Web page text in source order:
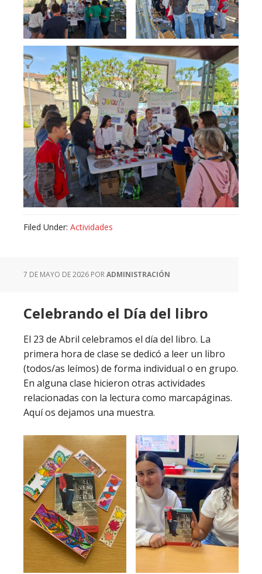
Filed Under: Actividades
7 DE MAYO DE 2026 PORADMINISTRACIÓN
Celebrando el Día del libro
El 23 de Abril celebramos el día del libro. La
primera hora de clase se dedicó a leer un libro
(todos/as leímos) de forma individual o en grupo.
En alguna clase hicieron otras actividades
relacionadas con la lectura como marcapáginas.
Aquí os dejamos una muestra.